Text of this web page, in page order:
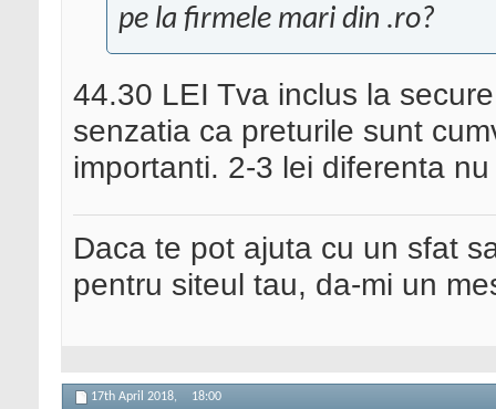
pe la firmele mari din .ro?
44.30 LEI Tva inclus la
senzatia ca preturile sunt
importanti. 2-3 lei diferenta
Daca te pot ajuta cu un sfat
pentru siteul tau, da-mi un
17th April 2018, 18:00